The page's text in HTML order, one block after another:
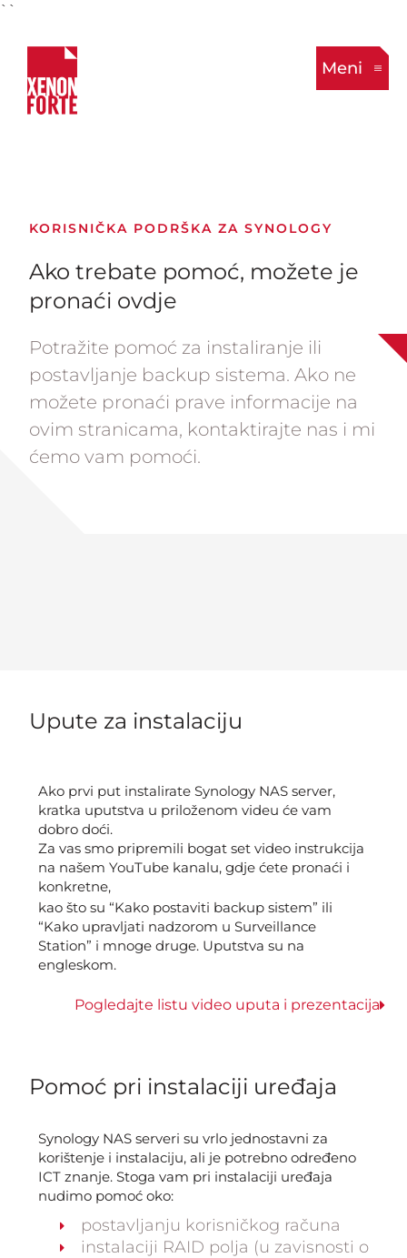
``
Meni
KORISNIČKA PODRŠKA ZA SYNOLOGY
Ako trebate pomoć, možete je
pronaći ovdje
Potražite pomoć za instaliranje ili
postavljanje backup sistema. Ako ne
možete pronaći prave informacije na
ovim stranicama, kontaktirajte nas i mi
ćemo vam pomoći.
Upute za instalaciju
Ako prvi put instalirate Synology NAS server,
kratka uputstva u priloženom videu će vam
dobro doći.
Za vas smo pripremili bogat set video instrukcija
na našem YouTube kanalu, gdje ćete pronaći i
konkretne,
kao što su “Kako postaviti backup sistem” ili
“Kako upravljati nadzorom u Surveillance
Station” i mnoge druge. Uputstva su na
engleskom.
Pogledajte listu video uputa i prezentacija
Pomoć pri instalaciji uređaja
Synology NAS serveri su vrlo jednostavni za
korištenje i instalaciju, ali je potrebno određeno
ICT znanje. Stoga vam pri instalaciji uređaja
nudimo pomoć oko:
postavljanju korisničkog računa
instalaciji RAID polja (u zavisnosti o